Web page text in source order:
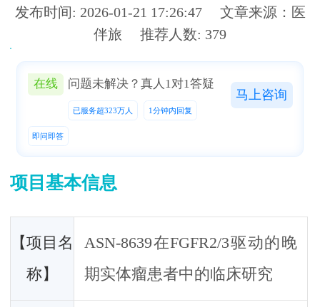
发布时间: 2026-01-21 17:26:47 文章来源：医
伴旅 推荐人数: 379
问题仍未解决？真人在线，1对1免费为您答疑
已服务超323万人
马上提问
在线 问题未解决？真人1对1答疑
已服务超323万人 1分钟内回复
即问即答
马上咨询
项目基本信息
【项目名
称】
ASN-8639在FGFR2/3驱动的晚
期实体瘤患者中的临床研究